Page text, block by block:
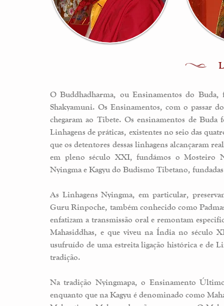
O Buddhadharma, ou Ensinamentos do
Shakyamuni. Os Ensinamentos, com o passar
chegaram ao Tibete. Os ensinamentos de
Linhagens de práticas, existentes no seio das
que os detentores dessas linhagens alcançaram
em pleno século XXI, fundámos o Mosteiro
Nyingma e Kagyu do Budismo Tibetano,
As Linhagens Nyingma, em particular,
Guru Rinpoche, também conhecido como
enfatizam a transmissão oral e remontam
Mahasiddhas, e que viveu na Índia no século
usufruído de uma estreita ligação histórica e de
tradição.
Na tradição Nyingmapa, o Ensinamento
enquanto que na Kagyu é denominado como